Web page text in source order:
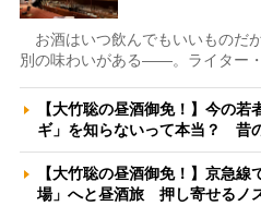
お酒はいつ飲んでもいいものだ
別の味わいがある――。ライター
【大竹聡の昼酒御免！】今の
ギ」を知らないって本当？ 昔
【大竹聡の昼酒御免！】京急
場」へと昼酒旅 押し寄せるノ